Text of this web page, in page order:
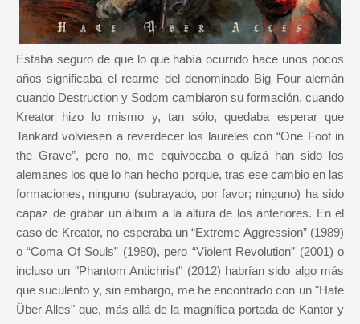
Estaba seguro de que lo que había ocurrido hace unos pocos
años significaba el rearme del denominado Big Four alemán
cuando Destruction y Sodom cambiaron su formación, cuando
Kreator hizo lo mismo y, tan sólo, quedaba esperar que
Tankard volviesen a reverdecer los laureles con “One Foot in
the Grave”, pero no, me equivocaba o quizá han sido los
alemanes los que lo han hecho porque, tras ese cambio en las
formaciones, ninguno (subrayado, por favor; ninguno) ha sido
capaz de grabar un álbum a la altura de los anteriores. En el
caso de Kreator, no esperaba un “Extreme Aggression” (1989)
o “Coma Of Souls” (1980), pero “Violent Revolution” (2001) o
incluso un "Phantom Antichrist" (2012) habrían sido algo más
que suculento y, sin embargo, me he encontrado con un "Hate
Über Alles" que, más allá de la magnífica portada de Kantor y